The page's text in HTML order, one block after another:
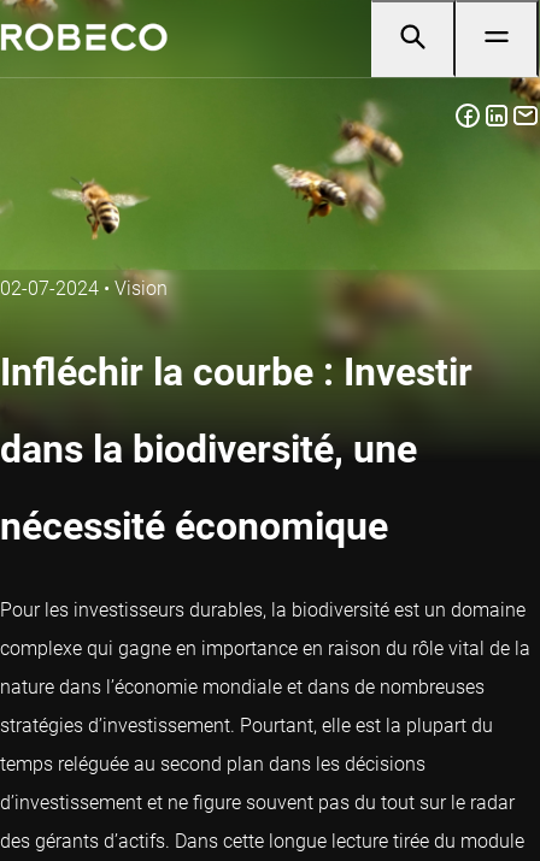
02-07-2024 • Vision
Infléchir la courbe : Investir
dans la biodiversité, une
nécessité économique
Pour les investisseurs durables, la biodiversité est un domaine
complexe qui gagne en importance en raison du rôle vital de la
nature dans l’économie mondiale et dans de nombreuses
stratégies d’investissement. Pourtant, elle est la plupart du
temps reléguée au second plan dans les décisions
d’investissement et ne figure souvent pas du tout sur le radar
des gérants d’actifs. Dans cette longue lecture tirée du module